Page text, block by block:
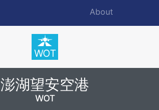
About
WOT
澎湖望安空港
WOT